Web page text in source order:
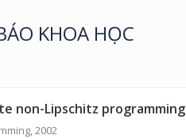
KHOA HỌC
non-Lipschitz programming
2002